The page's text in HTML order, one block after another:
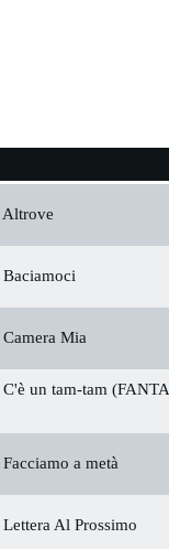
Altrove
Baciamoci
Camera Mia
C'è un tam-tam
Facciamo a metà
Lettera Al Prossimo